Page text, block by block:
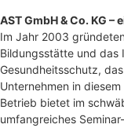
AST GmbH & Co. KG
Im Jahr 2003
Bildungsstätte und das
Gesundheitsschutz,
Unternehmen in
Betrieb bietet im
umfangreiches